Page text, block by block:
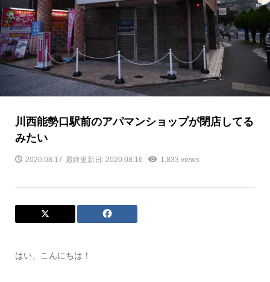
川西能勢口駅前のアパマンショップが閉店してる
みたい
2020.08.17 最終更新日: 2020.08.16 1,833 views
はい、こんにちは！